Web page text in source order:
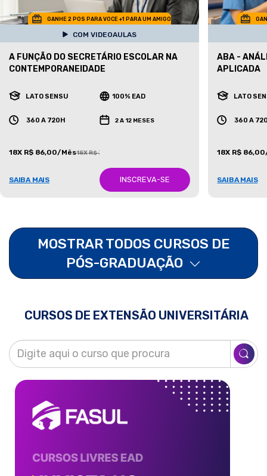
GANHE 2 POS PARA VOCE +1 PARA UM AMIGO
COM VIDEOAULAS
A FUNÇÃO DO SECRETÁRIO ESCOLAR NA
CONTEMPORANEIDADE
LATO SENSU 100% EAD
360 A 720H 2 A 12 MESES
18X R$ 86,00/Mês18X R$ 387,00/Mês
SAIBA MAIS INSCREVA-SE
ABA -
APLICADA
LATO
360 A
18X R$
SAIBA MAIS
MOSTRAR TODOS CURSOS DE
PÓS-GRADUAÇÃO
CURSOS DE EXTENSÃO UNIVERSITÁRIA